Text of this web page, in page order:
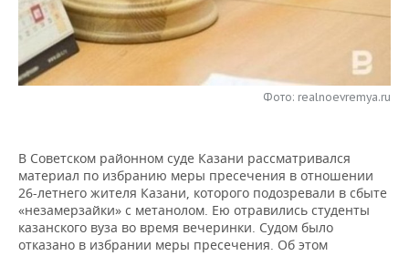
НЕФТЕХИМИЯ
НЕФТЬ
ОПК
РОЗНИЧНАЯ ТОРГОВЛЯ
ТРАНСПОРТ
НОВОСТИ ТЕХНОЛОГИЙ
IT
ТЕЛЕКОММУНИКАЦИИ
МЕРОПРИЯТИЯ
НОВОСТИ МЕРОПРИЯТИЙ
БИЗНЕС-БРАНЧИ
ONLINE-КОНФЕРЕНЦИИ
ОТКРЫТАЯ ЛЕКЦИЯ
СПОРТ
ФУТБОЛ
ХОККЕЙ
БАСКЕТБОЛ
НОВОСТИ ОБЩЕСТВА
ВЛАСТЬ
ИНФРАСТРУКТУРА
ФОТОГАЛЕРЕЯ
СЮЖЕТЫ
СПРАВОЧНИК
Фото: realnoevremya.ru
В Советском районном суде Казани рассматривался
материал по избранию меры пресечения в отношении
26-летнего жителя Казани, которого подозревали в сбыте
«незамерзайки» с метанолом. Ею отравились студенты
казанского вуза во время вечеринки. Судом было
отказано в избрании меры пресечения. Об этом